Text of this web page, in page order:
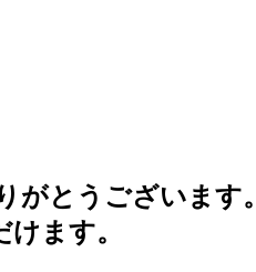
がとうございます。
ます。